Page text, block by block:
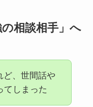
相談相手」へ
ど、世間話や
てしまった